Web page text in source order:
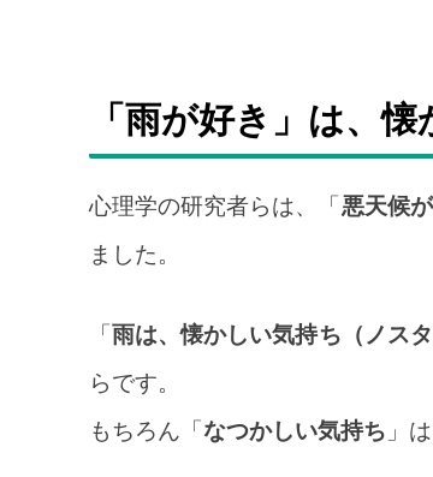
「雨が好き」は、
心理学の研究者らは、「 悪天候
ました。
「雨は、懐かしい気持ち（ノス
らです。
もちろん「なつかしい気持ち 」